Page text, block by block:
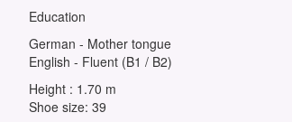
Education
German - Mother tongue
English - Fluent (B1 / B2)
Height : 1.70 m
Shoe size: 39